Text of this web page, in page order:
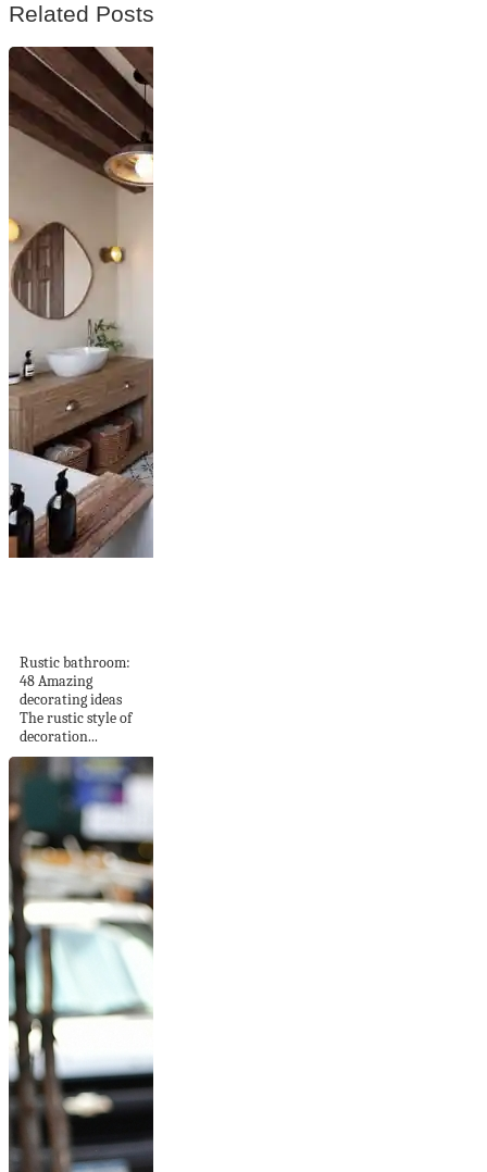
Related Posts
Rustic bathroom:
48 Amazing
decorating ideas
The rustic style of
decoration...